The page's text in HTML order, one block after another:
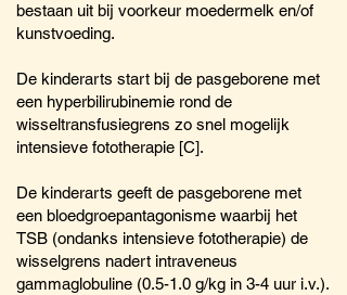
bestaan uit bij voorkeur moedermelk en/of
kunstvoeding.
De kinderarts start bij de pasgeborene met
een hyperbilirubinemie rond de
wisseltransfusiegrens zo snel mogelijk
intensieve fototherapie [C].
De kinderarts geeft de pasgeborene met
een bloedgroepantagonisme waarbij het
TSB (ondanks intensieve fototherapie) de
wisselgrens nadert intraveneus
gammaglobuline (0.5-1.0 g/kg in 3-4 uur i.v.).